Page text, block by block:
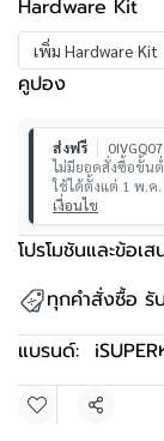
Hardware Kit
เพิ่ม Hardware Kit
คูปอง
ส่งฟรี
0IVGQ07
ไม่มียอดสั่งซื้อขั้น
ใช้ได้ตั้งแต่ 1 พ.ค.
เงื่อนไข
โปรโมชันและข้อเ
ทุกคำสั่งซื้อ รั
แบรนด์: iSUPER
แชร์